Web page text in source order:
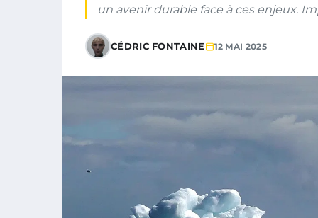
un avenir durable face à ces enjeux.
CÉDRIC FONTAINE 12 MAI 2025